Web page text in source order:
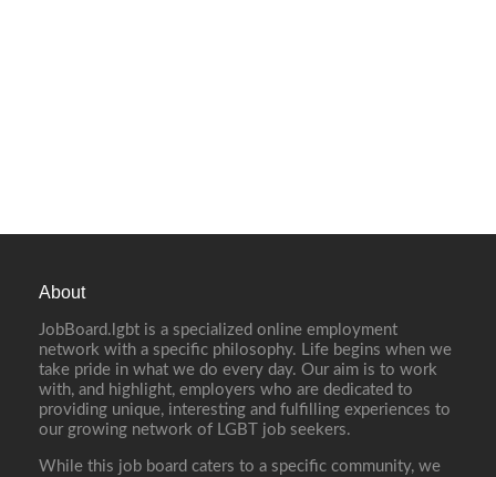
About
JobBoard.lgbt is a specialized online employment
network with a specific philosophy. Life begins when we
take pride in what we do every day. Our aim is to work
with, and highlight, employers who are dedicated to
providing unique, interesting and fulfilling experiences to
our growing network of LGBT job seekers.
While this job board caters to a specific community, we